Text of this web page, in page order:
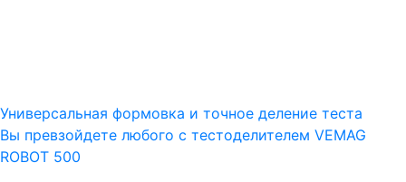
Универсальная формовка и точное деление теста
Вы превзойдете любого с тестоделителем VEMAG
ROBOT 500